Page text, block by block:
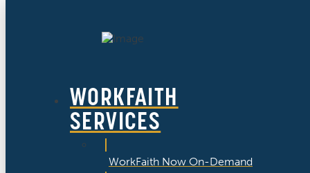
WORKFAITH
SERVICES
WorkFaith Now On-Demand